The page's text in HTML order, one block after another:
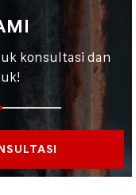
konsultasi dan